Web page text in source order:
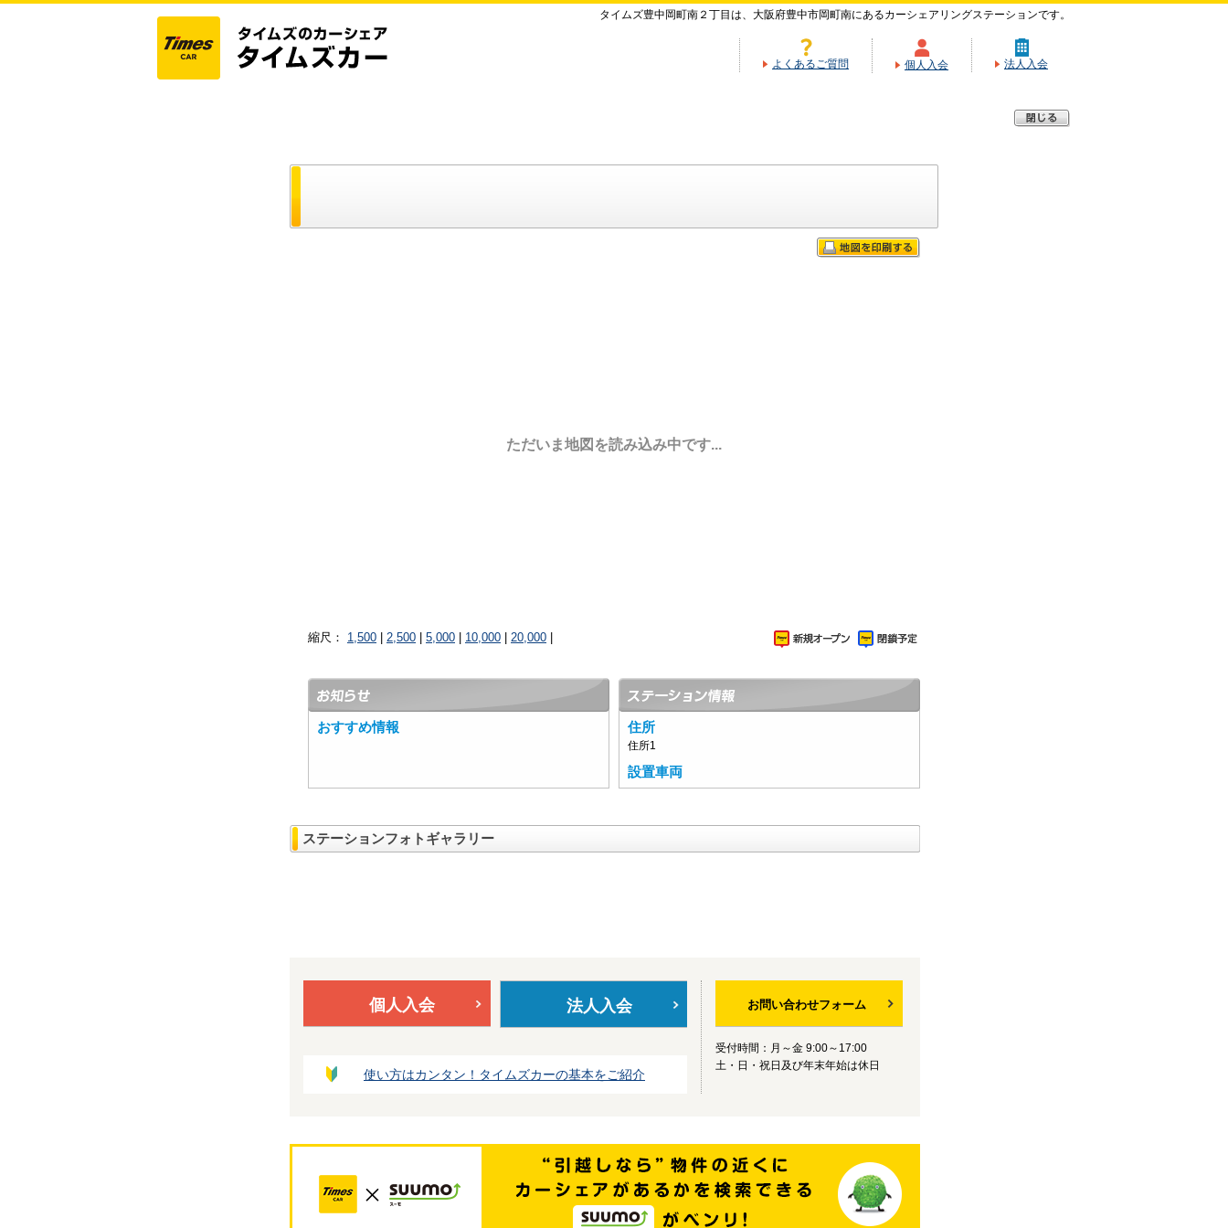
タイムズ豊中岡町南２丁目は、大阪府豊中市岡町南にあるカーシェアリングステーションです。
よくあるご質問 個人入会 法人入会
ただいま地図を読み込み中です...
縮尺： 1,500 2,500 5,000 10,000 20,000
おすすめ情報 住所
住所1
設置車両
ステーションフォトギャラリー
個人入会 法人入会
使い方はカンタン！タイムズカーの基本をご紹介
お問い合わせフォーム
受付時間：月～金 9:00～17:00
土・日・祝日及び年末年始は休日